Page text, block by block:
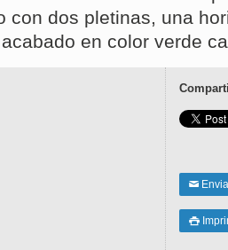
con dos pletinas, una
en color verde
✉
